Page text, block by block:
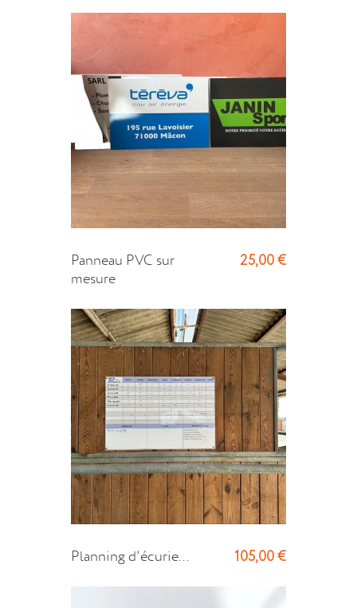
Panneau PVC sur
mesure
25,00 €
Planning d'écurie... 105,00 €